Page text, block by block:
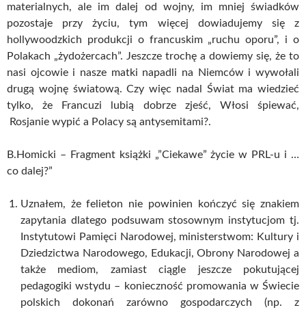
materialnych, ale im dalej od wojny, im mniej świadków
pozostaje przy życiu, tym więcej dowiadujemy się z
hollywoodzkich produkcji o francuskim „ruchu oporu”, i o
Polakach „żydożercach”. Jeszcze trochę a dowiemy się, że to
nasi ojcowie i nasze matki napadli na Niemców i wywołali
drugą wojnę światową. Czy więc nadal Świat ma wiedzieć
tylko, że Francuzi lubią dobrze zjeść, Włosi śpiewać,
Rosjanie wypić a Polacy są antysemitami?.
B.Homicki – Fragment książki „”Ciekawe” życie w PRL-u i …
co dalej?”
Uznałem, że felieton nie powinien kończyć się znakiem
zapytania dlatego podsuwam stosownym instytucjom tj.
Instytutowi Pamięci Narodowej, ministerstwom: Kultury i
Dziedzictwa Narodowego, Edukacji, Obrony Narodowej a
także mediom, zamiast ciągle jeszcze pokutującej
pedagogiki wstydu – konieczność promowania w Świecie
polskich dokonań zarówno gospodarczych (np. z